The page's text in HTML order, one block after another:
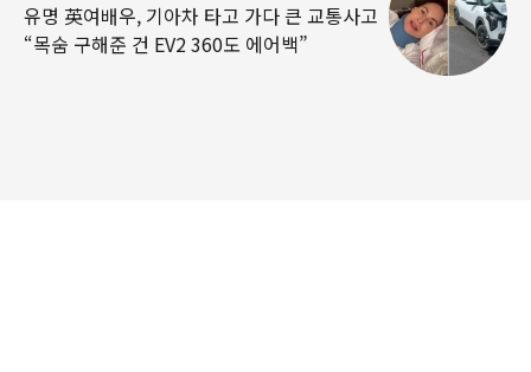
유명 英여배우, 기아차 타고 가다 큰 교통사고
“목숨 구해준 건 EV2 360도 에어백”